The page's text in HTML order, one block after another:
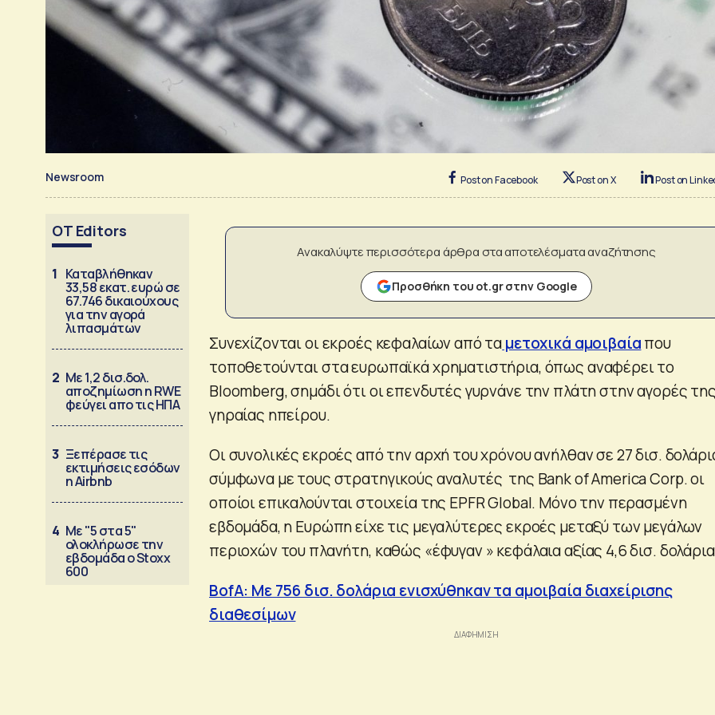
Newsroom Post on Facebook Post on X Post on
OT Editors
1 Καταβλήθηκαν
33,58 εκατ. ευρώ σε
67.746 δικαιούχους
για την αγορά
λιπασμάτων
2 Με 1,2 δισ.δολ.
αποζημίωση η RWE
φεύγει απο τις ΗΠΑ
3 Ξεπέρασε τις
εκτιμήσεις εσόδων
η Airbnb
4 Με "5 στα 5"
ολοκλήρωσε την
εβδομάδα ο Stoxx
600
Ανακαλύψτε περισσότερα άρθρα στα αποτελέσματα αναζήτησης
Προσθήκη του ot.gr στην Google
Συνεχίζονται οι εκροές κεφαλαίων από ταμετοχικά αμοιβαίαπου
τοποθετούνται στα ευρωπαϊκά χρηματιστήρια, όπως αναφέρει το
Bloomberg, σημάδι ότι οι επενδυτές γυρνάνε την πλάτη στην αγορές της
γηραίας ηπείρου.
Οι συνολικές εκροές από την αρχή του χρόνου ανήλθαν σε 27 δισ.
σύμφωνα με τους στρατηγικούς αναλυτές της Bank of America Corp. οι
οποίοι επικαλούνται στοιχεία της EPFR Global. Μόνο την περασμένη
εβδομάδα, η Ευρώπη είχε τις μεγαλύτερες εκροές μεταξύ των μεγάλων
περιοχών του πλανήτη, καθώς «έφυγαν » κεφάλαια αξίας 4,6 δισ.
BofA: Mε 756 δισ. δολάρια ενισχύθηκαν τα αμοιβαία διαχείρισης
διαθεσίμων